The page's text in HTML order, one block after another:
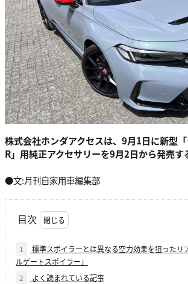
株式会社ホンダアクセスは、9月1日に新型
R」用純正アクセサリーを9月2日から発売す
●文:月刊自家用車編集部
目次
1
標準スポイラーとは異なる空力効果を狙ったリ
ルゲートスポイラー」
2
よく読まれている記事